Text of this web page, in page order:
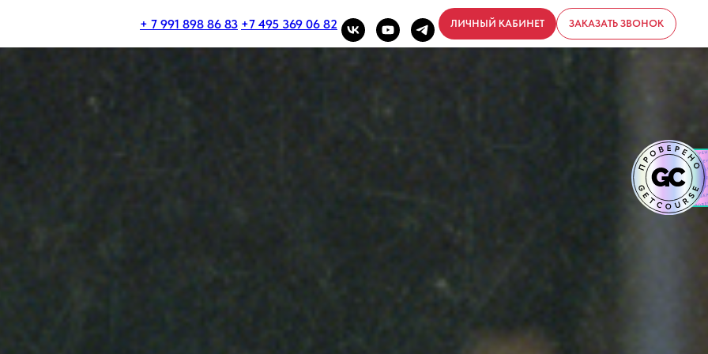
+ 7 991 898 86 83 +7 495 369 06 82 ЛИЧНЫЙ КАБИНЕТ ЗАКАЗАТЬ ЗВОНОК